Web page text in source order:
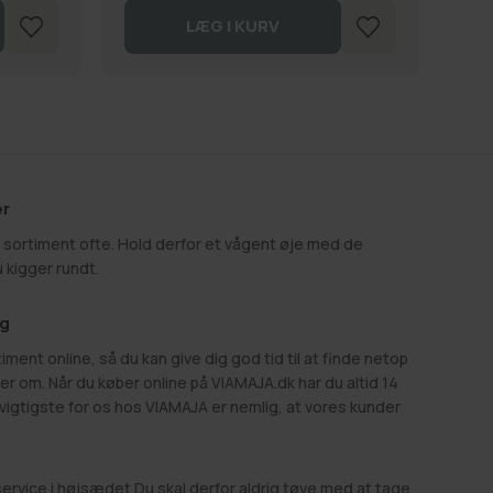
LÆG I KURV
sortiment ofte. Hold derfor et vågent øje med de
kigger rundt.
online, så du kan give dig god tid til at finde netop
om. Når du køber online på VIAMAJA.dk har du altid 14
for os hos VIAMAJA er nemlig, at vores kunder
i højsædet Du skal derfor aldrig tøve med at tage